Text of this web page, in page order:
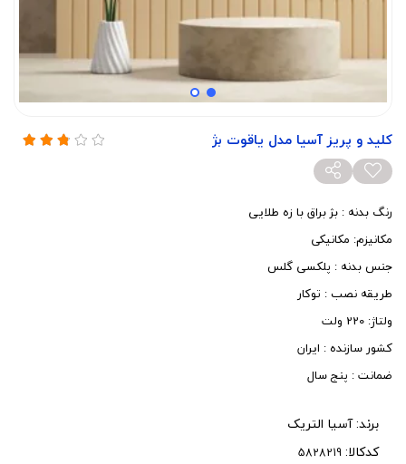
کلید و پریز آسیا مدل یاقوت بژ
رنگ بدنه : بژ براق با زه طلایی
مکانیزم: مکانیکی
جنس بدنه : پلکسی گلس
طریقه نصب : توکار
ولتاژ: 220 ولت
کشور سازنده : ایران
ضمانت : پنج سال
برند:آسیا التریک
کدکالا: